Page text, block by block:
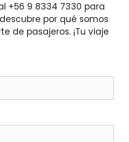
+56 9 8334 7330 para
por qué somos
de pasajeros. ¡Tu viaje